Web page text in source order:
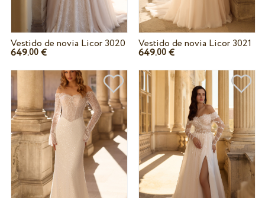
Vestido de novia Licor 3020
649.00€
Vestido de novia Licor 3021
649.00 €